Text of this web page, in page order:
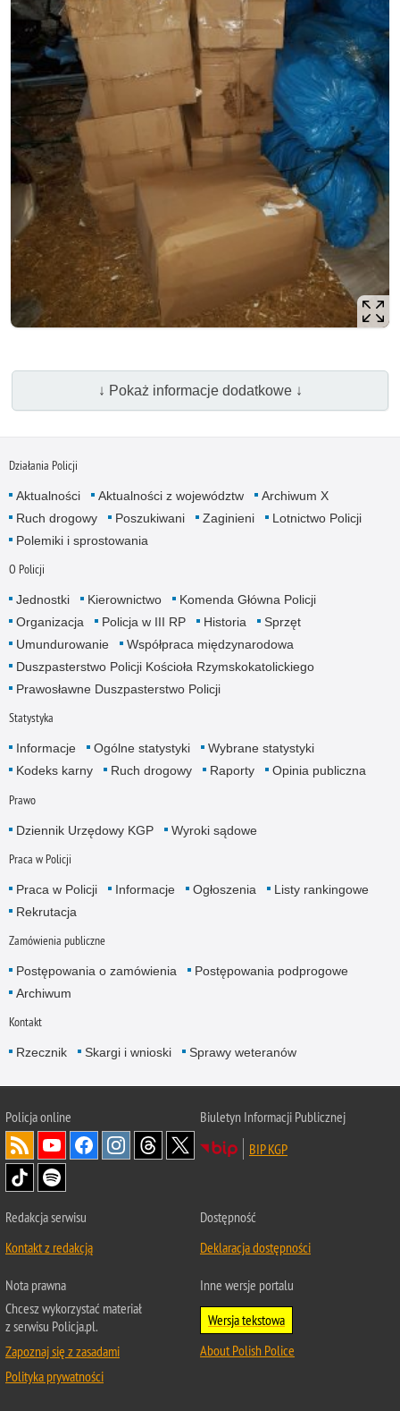
↓ Pokaż informacje dodatkowe ↓
Działania Policji
Aktualności Aktualności z województw
Archiwum X
Ruch drogowy
Poszukiwani Zaginieni
Lotnictwo Policji
Polemiki i sprostowania
O Policji
Jednostki Kierownictwo
Komenda Główna Policji
Organizacja
Policja w III RP Historia
Sprzęt
Umundurowanie
Współpraca międzynarodowa
Duszpasterstwo Policji Kościoła Rzymskokatolickiego
Prawosławne Duszpasterstwo Policji
Statystyka
Informacje Ogólne statystyki
Wybrane statystyki
Kodeks karny
Ruch drogowy Raporty Opinia publiczna
Prawo
Dziennik Urzędowy KGP Wyroki sądowe
Praca w Policji
Praca w Policji Informacje Ogłoszenia
Listy rankingowe
Rekrutacja
Zamówienia publiczne
Postępowania o zamówienia
Postępowania podprogowe
Archiwum
Kontakt
Rzecznik Skargi i wnioski Sprawy weteranów
Policjaonline
Biuletyn Informacji Publicznej
BIP KGP
Redakcja serwisu
Kontakt z redakcją
Dostępność
Deklaracja dostępności
Nota prawna
Chcesz wykorzystać materiał
z serwisu Policja.pl.
Zapoznaj się z zasadami
Polityka prywatności
Inne wersje portalu
Wersja tekstowa
About Polish Police